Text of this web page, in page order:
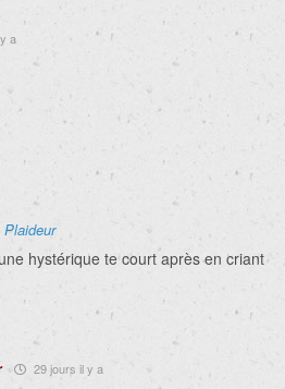
a
hystérique te court après en criant
29 jours il y a